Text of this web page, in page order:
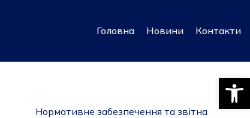
Головна Новини Контакти
Нормативне забезпечення та звітна